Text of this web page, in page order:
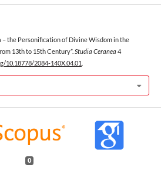
– the Personification of Divine Wisdom in the
13th to 15th Century”. Studia Ceranea 4
10.18778/2084-140X.04.01
0